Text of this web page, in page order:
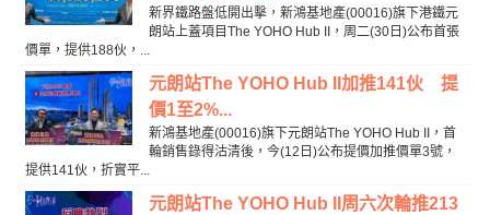
新界鐵路盤低開出擊，新鴻基地產(00016)旗下港鐵元
朗站上蓋項目The YOHO Hub II，周二(30日)公布首張
價單，提供188伙，...
元朗站The YOHO Hub II加推141伙 提
價1至2%...
新鴻基地產(00016)旗下元朗站The YOHO Hub II，首
輪銷售錄得沽清後，今(12日)公布提價加推價單3號，
提供141伙，折實平...
元朗站The YOHO Hub II周六次輪推213